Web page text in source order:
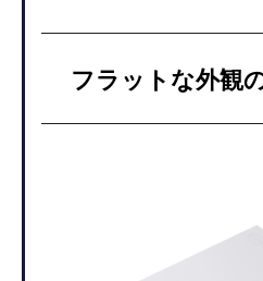
フラットな外観